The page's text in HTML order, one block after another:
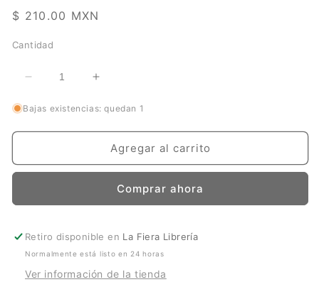
una
Precio
$ 210.00 MXN
Cantidad
Reducir
para
Bedhead
Aumentar
para
Bedhead
Bajas existencias: quedan 1
Agregar al carrito
Comprar ahora
Retiro disponible en La Fiera Librería
Normalmente está listo en 24 horas
Ver información de la tienda